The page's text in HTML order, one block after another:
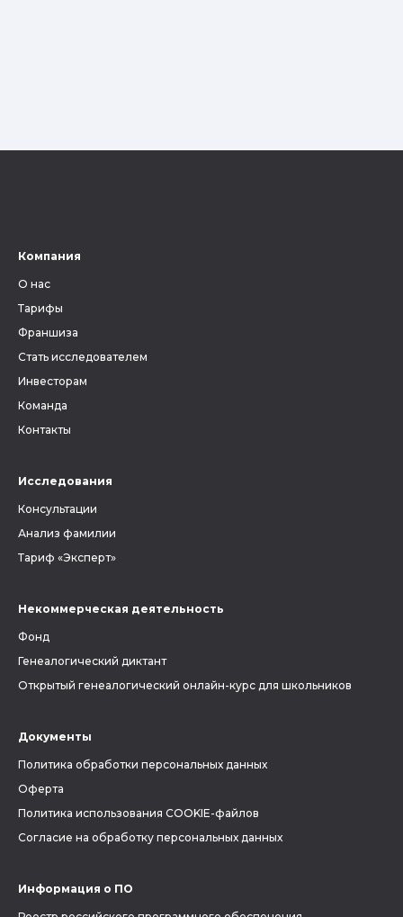
Компания
О нас
Тарифы
Франшиза
Стать исследователем
Инвесторам
Команда
Контакты
Исследования
Консультации
Анализ фамилии
Тариф «Эксперт»
Некоммерческая деятельность
Фонд
Генеалогический диктант
Открытый генеалогический онлайн-курс для школьников
Документы
Политика обработки персональных данных
Оферта
Политика использования COOKIE-файлов
Согласие на обработку персональных данных
Информация о ПО